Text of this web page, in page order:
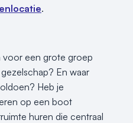
.
voor een grote groep
En waar
Heb je
op een boot
huren die centraal